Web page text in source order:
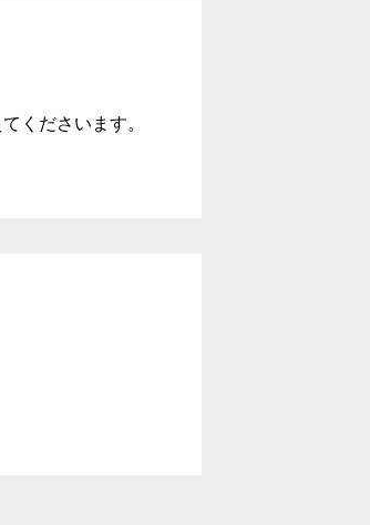
くださいます。